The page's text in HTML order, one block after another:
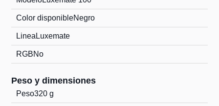
Color disponibleNegro
Linea Luxemate
RGBNo
Peso y dimensiones
Peso320 g